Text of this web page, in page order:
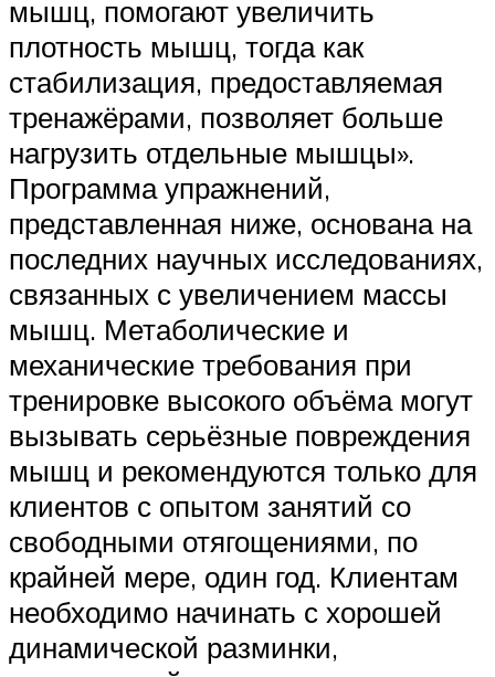
мышц, помогают увеличить
плотность мышц, тогда как
стабилизация, предоставляемая
тренажёрами, позволяет больше
нагрузить отдельные мышцы».
Программа упражнений,
представленная ниже, основана на
последних научных исследованиях,
связанных с увеличением массы
мышц. Метаболические и
механические требования при
тренировке высокого объёма могут
вызывать серьёзные повреждения
мышц и рекомендуются только для
клиентов с опытом занятий со
свободными отягощениями, по
крайней мере, один год. Клиентам
необходимо начинать с хорошей
динамической разминки,